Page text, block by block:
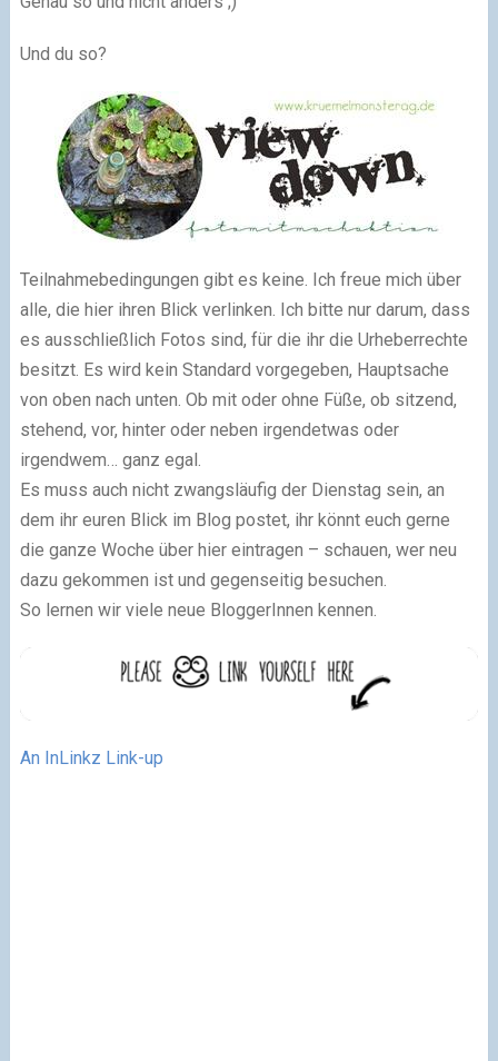
Und du so?
Teilnahmebedingungen gibt es keine. Ich freue mich über
alle, die hier ihren Blick verlinken. Ich bitte nur darum, dass
es ausschließlich Fotos sind, für die ihr die Urheberrechte
besitzt. Es wird kein Standard vorgegeben, Hauptsache
von oben nach unten. Ob mit oder ohne Füße, ob sitzend,
stehend, vor, hinter oder neben irgendetwas oder
irgendwem… ganz egal.
Es muss auch nicht zwangsläufig der Dienstag sein, an
dem ihr euren Blick im Blog postet, ihr könnt euch gerne
die ganze Woche über hier eintragen – schauen, wer neu
dazu gekommen ist und gegenseitig besuchen.
So lernen wir viele neue BloggerInnen kennen.
An InLinkz Link-up